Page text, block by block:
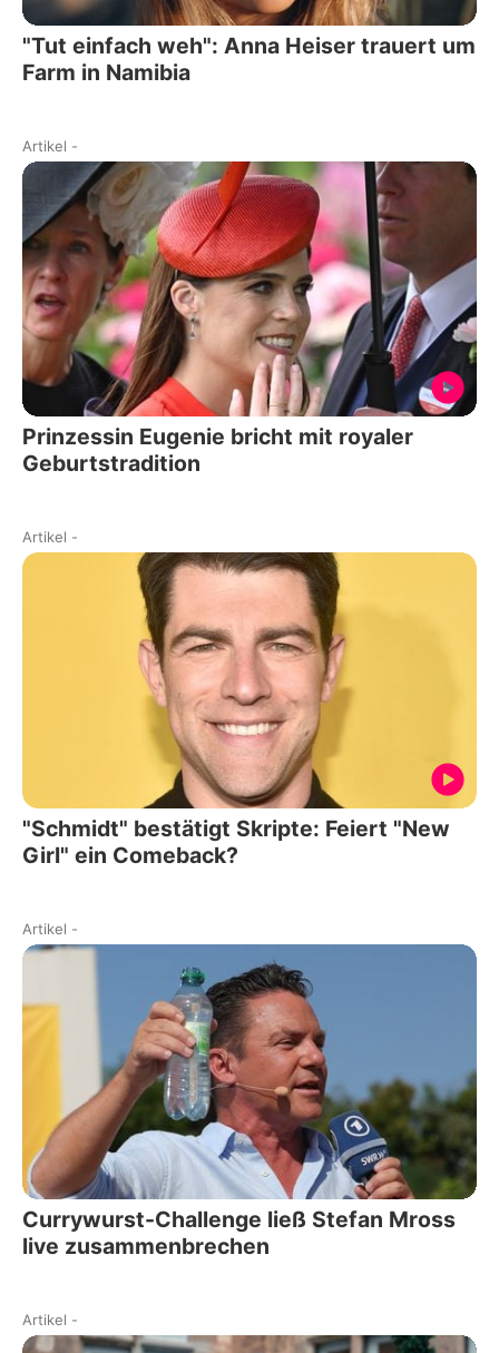
"Tut einfach weh": Anna Heiser trauert um
Farm in Namibia
Artikel -
Prinzessin Eugenie bricht mit royaler
Geburtstradition
Artikel -
"Schmidt" bestätigt Skripte: Feiert "New
Girl" ein Comeback?
Artikel -
Currywurst-Challenge ließ Stefan Mross
live zusammenbrechen
Artikel -